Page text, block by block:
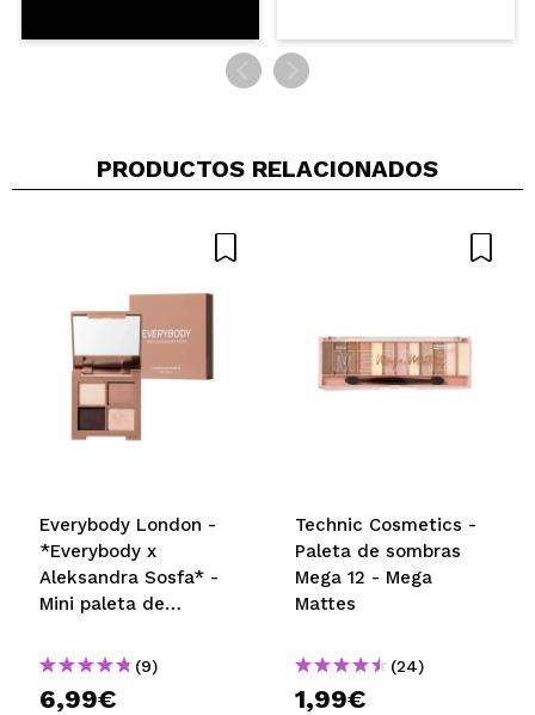
PRODUCTOS RELACIONADOS
Everybody London -
*Everybody x
Aleksandra Sosfa* -
Mini paleta de
(9)
6,99€
Technic Cosmetics -
Paleta de sombras
Mega 12 - Mega
Mattes
(24)
1,99€